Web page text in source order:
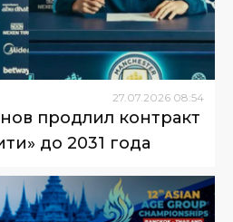
27.07.2026 08:54
продлил контракт
до 2031 года